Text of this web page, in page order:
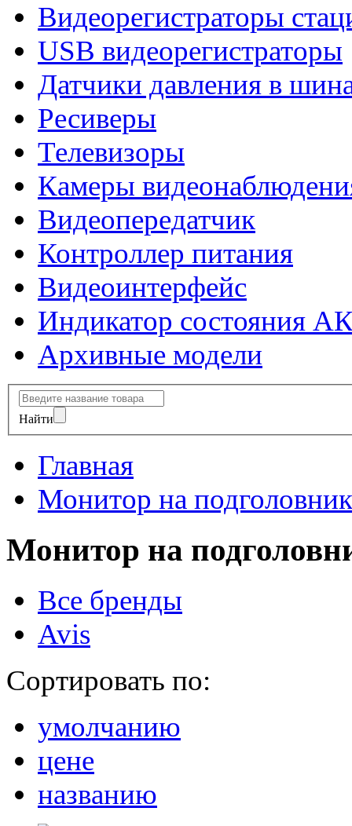
Видеорегистраторы
USB видеорегистраторы
Датчики давления в
Ресиверы
Телевизоры
Камеры
Видеопередатчик
Контроллер питания
Видеоинтерфейс
Индикатор состояния
Архивные модели
Найти
Главная
Монитор на подголовник
Монитор на
Все бренды
Avis
Сортировать по:
умолчанию
цене
названию